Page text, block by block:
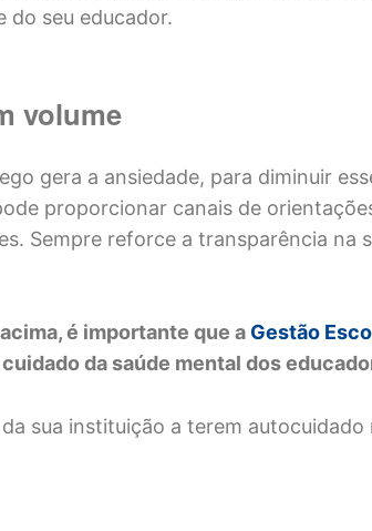
do seu educador.
volume
gera a ansiedade, para diminuir
proporcionar canais de
Sempre reforce a transparência na
é importante que a Gestão
da saúde mental dos
sua instituição a terem autocuidado